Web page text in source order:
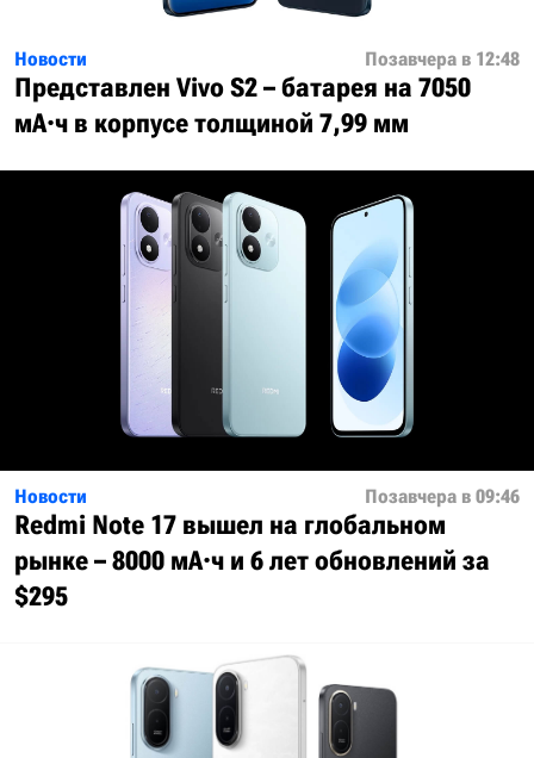
Новости Позавчера в 12:48
Представлен Vivo S2 – батарея на 7050
мА·ч в корпусе толщиной 7,99 мм
Новости Позавчера в 09:46
Redmi Note 17 вышел на глобальном
рынке – 8000 мА·ч и 6 лет обновлений за
$295